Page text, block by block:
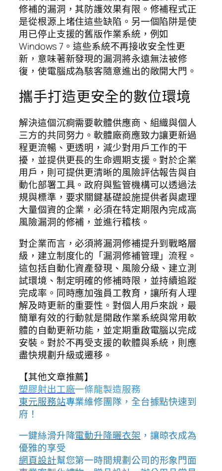
修補的漏洞，其防護效果有限。修補程式正
是從根源上堵住這些缺陷。另一個陷阱是使
用已停止支援的舊版作業系統，例如
Windows 7。這些系統不再接收安全性更
新，意味著新發現的漏洞將永遠無法被修
復，使電腦成為駭客隨意進出的敞開大門。
攜手打造更安全的數位環境
解決這個沉痾需要軟體供應商、組織與個人
三方的共同努力。軟體廠商應致力讓更新過
程更流暢、更透明，減少對用戶工作的干
擾，並提供更長的生命週期支援。對於企業
用戶，則可提供更清晰的風險評估報告與自
動化部署工具。政府與監管機構可以透過法
規與標準，要求關鍵基礎設施提供者與處理
大量個資的企業，必須在特定期限內完成高
風險漏洞的修補，並進行稽核。
對企業而言，必須將漏洞修補提升到戰略層
級，建立制度化的「漏洞修補管理」流程。
這包括自動化資產發現、風險分級、建立測
試環境、制定明確的修補時限，並持續追蹤
完成率。同時應加強員工教育，讓所有人理
解及時更新的重要性。對個人用戶來說，最
簡單有效的行動就是開啟作業系統與常用軟
體的自動更新功能，並定期重啟電腦以完成
安裝。對於不再受支援的軟體與系統，則應
盡快規劃升級或遷移。
【其他文章推薦】
塑膠射出工廠一條龍製造服務
東元服務站專業維修團隊，全台據點快速到
府！
一鍵絲滑升降電動升降曬衣架 ，讓晾衣成為
優雅的享受
網頁設計幫您第一時間規劃公司的形象門面